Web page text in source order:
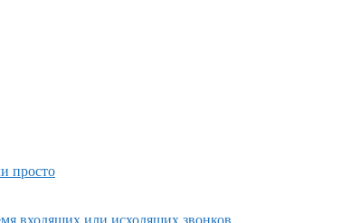
просто